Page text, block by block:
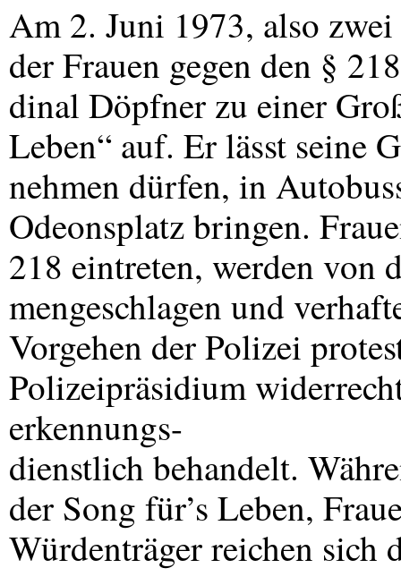
Am 2. Juni 1973, also
der Frauen gegen den §
dinal Döpfner zu einer
Leben“ auf. Er lässt seine
nehmen dürfen, in
Odeonsplatz bringen.
218 eintreten, werden von
mengeschlagen und
Vorgehen der Polizei
Polizeipräsidium
erkennungs-
dienstlich behandelt.
der Song für’s Leben,
Würdenträger reichen sich